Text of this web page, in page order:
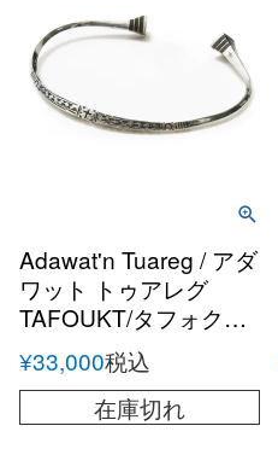
Adawat'n Tuareg / アダ
ワット トゥアレグ
TAFOUKT/タフォクト
シルバーハンドメイド
バングル
¥33,000税込
在庫切れ